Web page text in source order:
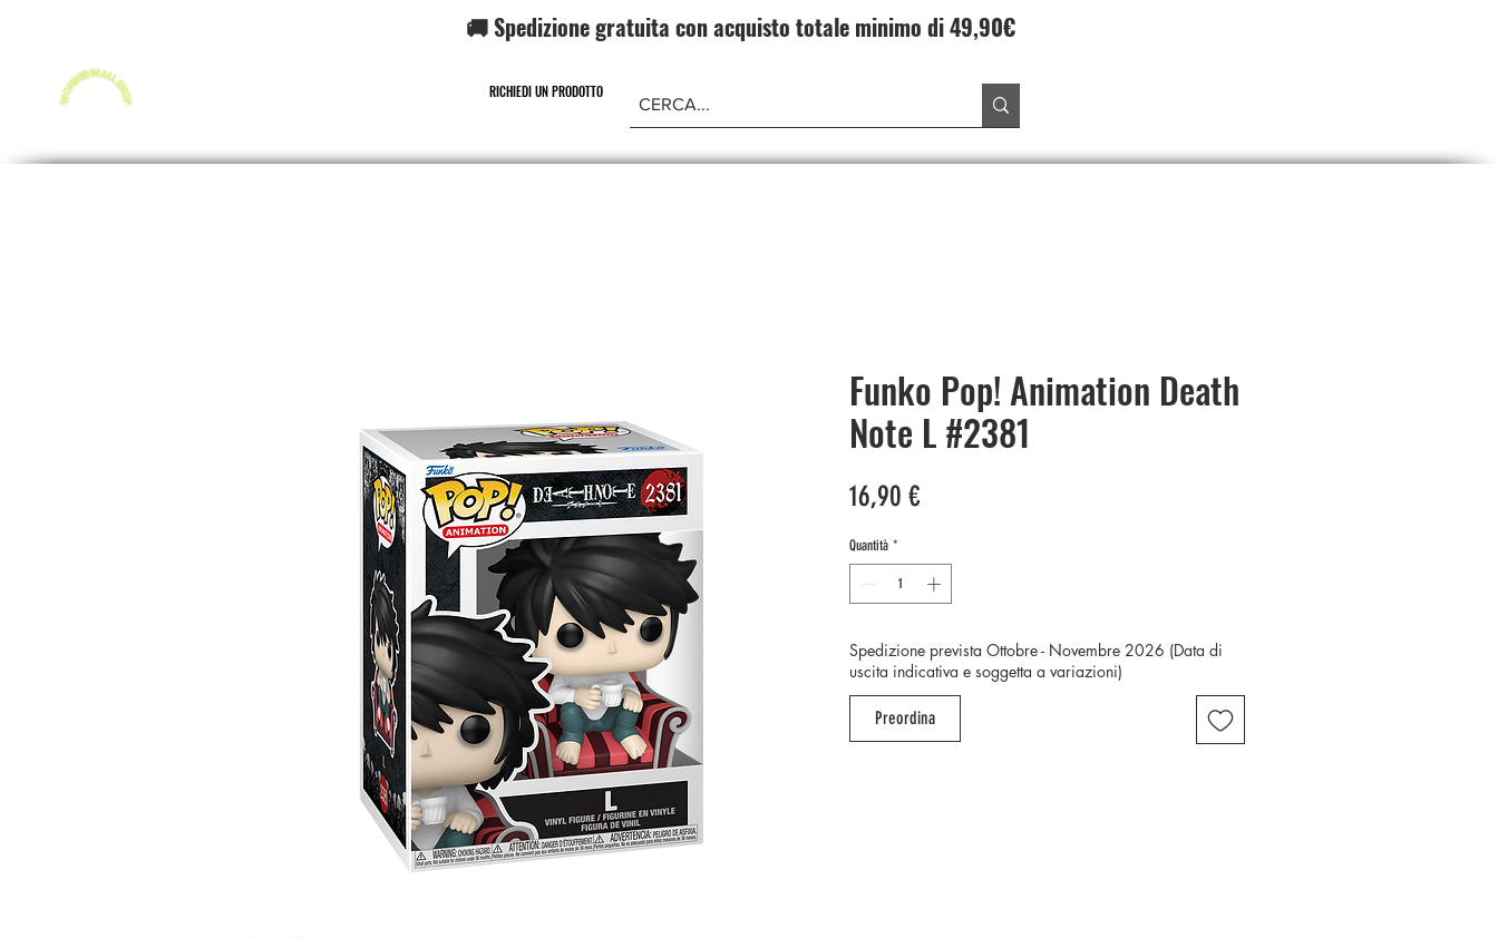
🚚 Spedizione gratuita con acquisto totale minimo di 49,90€
RICHIEDI UN PRODOTTO
Funko Pop! Animation Death
Note L #2381
16,90 €Prezzo
Quantità *
Spedizione prevista Ottobre - Novembre 2026 (Data di
uscita indicativa e soggetta a variazioni)
Preordina